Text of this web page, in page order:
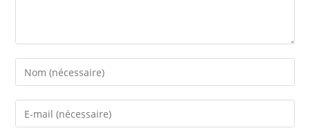
Enter
your
name
Enter
your